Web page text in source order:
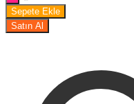
Model
Beyaz
Sabahlık
Sepete Ekle
Satın Al